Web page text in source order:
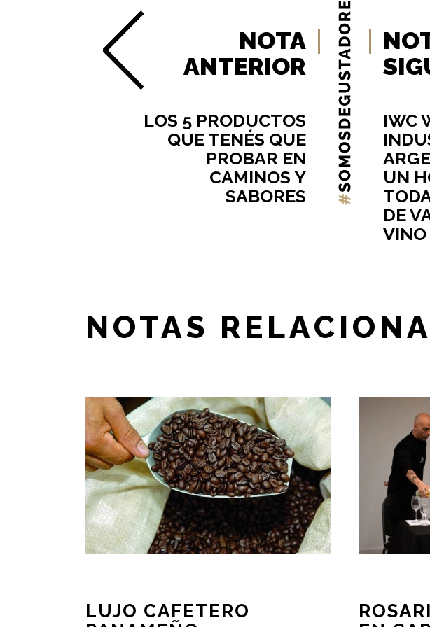
NOTA
ANTERIOR
LOS 5 PRODUCTOS
QUE TENÉS QUE
PROBAR EN
CAMINOS Y
SABORES
IWC
UN
DE
NOTAS
LUJO CAFETERO